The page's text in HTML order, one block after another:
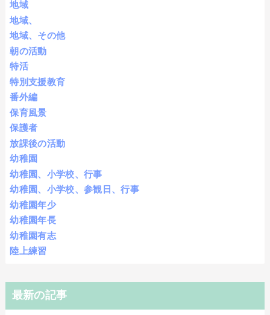
地域
地域、
地域、その他
朝の活動
特活
特別支援教育
番外編
保育風景
保護者
放課後の活動
幼稚園
幼稚園、小学校、行事
幼稚園、小学校、参観日、行事
幼稚園年少
幼稚園年長
幼稚園有志
陸上練習
最新の記事